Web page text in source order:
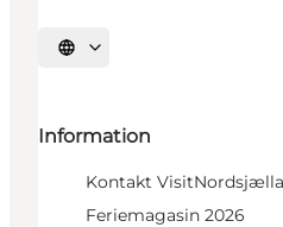
Vælg sprog
Information
Kontakt
Feriemagasin 2026